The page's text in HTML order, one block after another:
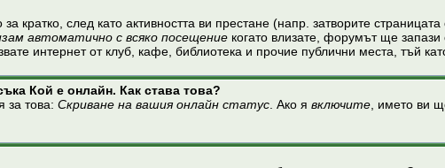
за кратко, след като активността ви престане (напр. затворите
автоматично с всяко посещение когато влизате, форумът ще
интернет от клуб, кафе, библиотека и прочие публични места, тъй
Кой е онлайн. Как става това?
за това: Скриване на вашия онлайн статус . Ако я включите , името ви